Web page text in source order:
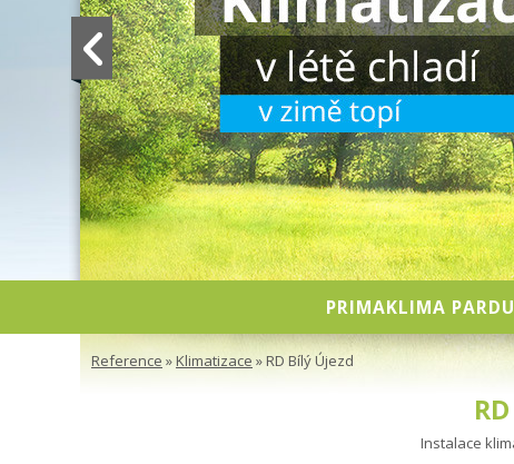
PRIMAKLIMA
Reference » Klimatizace » RD Bílý Újezd
Instalace